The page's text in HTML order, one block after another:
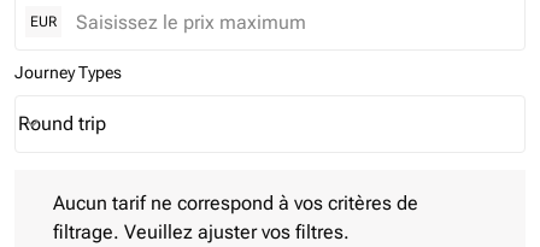
EUR
Journey Types
Journey Types option Round trip Selected
Round trip
keyboard_arrow_down
Aucun tarif ne correspond à vos critères de
filtrage. Veuillez ajuster vos filtres.